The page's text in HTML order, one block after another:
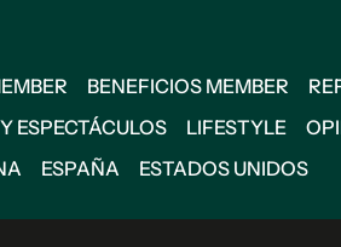
BENEFICIOS MEMBER
ESPECTÁCULOS
LIFESTYLE
ESPAÑA ESTADOS UNIDOS